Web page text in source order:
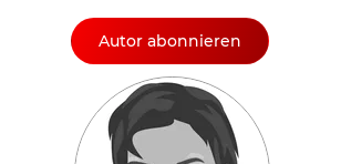
Autor abonnieren